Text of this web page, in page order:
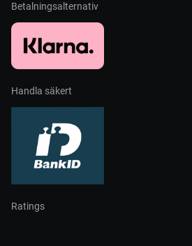
Betalningsalternativ
Handla säkert
Ratings